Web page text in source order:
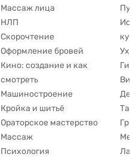
Массаж лица
НЛП
Скорочтение
Оформление бровей
Кино: создание и как
смотреть
Машиностроение
Кройка и шитьё
Ораторское мастерство
Массаж
Психология
Таро